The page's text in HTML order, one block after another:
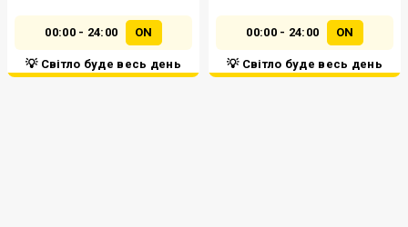
00:00 - 24:00 ON
💡 Світло буде весь день
00:00 - 24:00 ON
💡 Світло буде весь день